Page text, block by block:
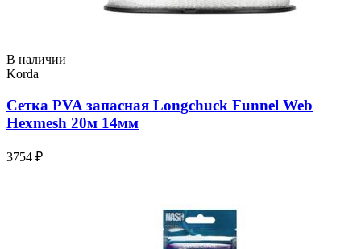
В наличии
Korda
Сетка PVA запасная Longchuck Funnel Web
Hexmesh 20м 14мм
3754 ₽